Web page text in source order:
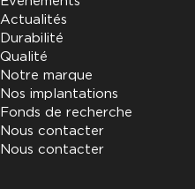
Actualités
Durabilité
Qualité
Notre marque
Nos implantations
Fonds de recherche
Nous contacter
Nous contacter